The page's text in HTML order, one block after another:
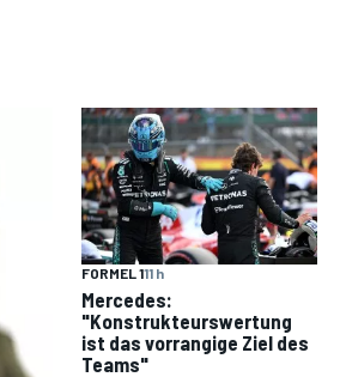
FORMEL 111 h
Mercedes:
"Konstrukteurswertung
ist das vorrangige Ziel des
Teams"